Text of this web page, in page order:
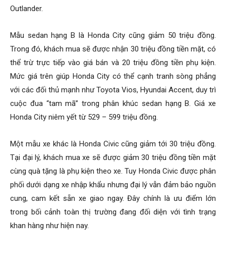
Outlander.
Mẫu sedan hạng B là Honda City cũng giảm 50 triệu đồng.
Trong đó, khách mua sẽ được nhận 30 triệu đồng tiền mặt, có
thể trừ trực tiếp vào giá bán và 20 triệu đồng tiền phụ kiện.
Mức giá trên giúp Honda City có thể cạnh tranh sòng phẳng
với các đối thủ mạnh như Toyota Vios, Hyundai Accent, duy trì
cuộc đua “tam mã” trong phân khúc sedan hạng B. Giá xe
Honda City niêm yết từ 529 – 599 triệu đồng.
Một mẫu xe khác là Honda Civic cũng giảm tới 30 triệu đồng.
Tại đại lý, khách mua xe sẽ được giảm 30 triệu đồng tiền mặt
cùng quà tặng là phụ kiện theo xe. Tuy Honda Civic được phân
phối dưới dạng xe nhập khẩu nhưng đại lý vẫn đảm bảo nguồn
cung, cam kết sẵn xe giao ngay. Đây chính là ưu điểm lớn
trong bối cảnh toàn thị trường đang đối diện với tình trạng
khan hàng như hiện nay.